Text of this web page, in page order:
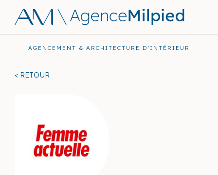
AGENCEMENT & ARCHITECTURE D'INTÉRIEUR
< RETOUR